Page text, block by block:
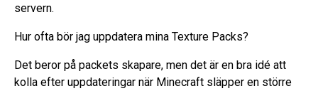
servern.
Hur ofta bör jag uppdatera mina Texture Packs?
Det beror på packets skapare, men det är en bra idé att
kolla efter uppdateringar när Minecraft släpper en större